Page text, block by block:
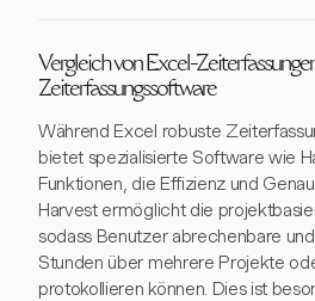
Vergleich von Excel-
Zeiterfassungssoftware
Während Excel robuste
bietet spezialisierte Software wie
Funktionen, die Effizienz und
Harvest ermöglicht die
sodass Benutzer abrechenbare
Stunden über mehrere Projekte
protokollieren können. Dies ist